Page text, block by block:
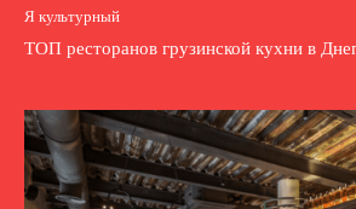
Я культурный
ТОП ресторанов грузинской кухни в